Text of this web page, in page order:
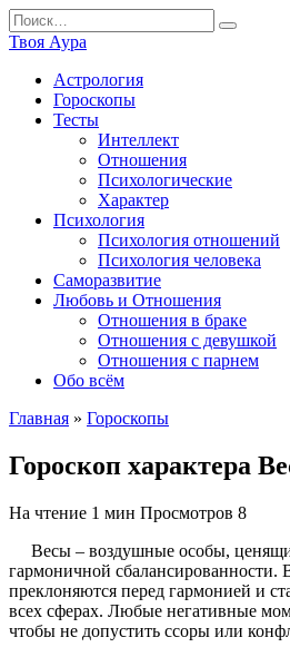
Перейти
к
содержанию
Search
for:
Твоя Аура
Астрология
Гороскопы
Тесты
Интеллект
Отношения
Психологические
Характер
Психология
Психология отношений
Психология человека
Саморазвитие
Любовь и Отношения
Отношения в браке
Отношения с девушкой
Отношения с парнем
Обо всём
Главная » Гороскопы
Гороскоп характера
На чтение 1 мин Просмотров 8
Весы – воздушные особы,
гармоничной сбалансированности.
преклоняются перед гармонией и
всех сферах. Любые негативные
чтобы не допустить ссоры или